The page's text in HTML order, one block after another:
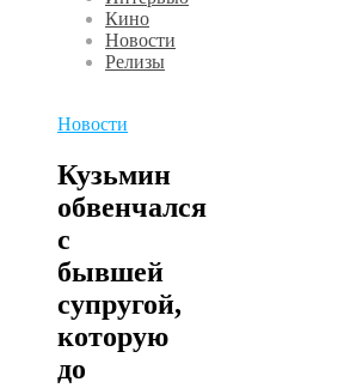
Кино
Новости
Релизы
Новости
Кузьмин
обвенчался
с
бывшей
супругой,
которую
до